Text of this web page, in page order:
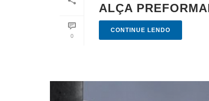
0
ALÇA
CONTINUE LENDO